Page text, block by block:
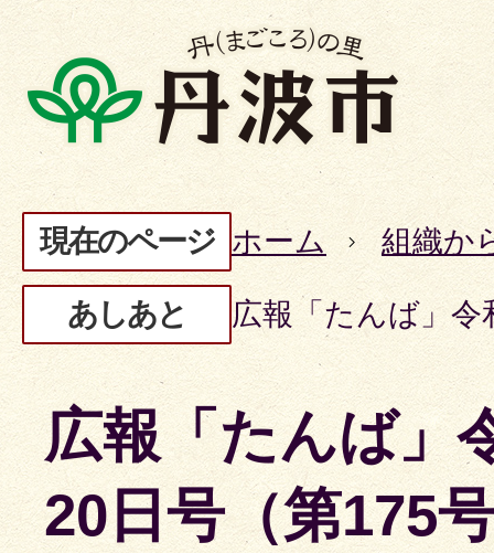
現在のページ ホーム 組織か
あしあと 広報「たんば」
広報「たんば」
20日号（第175